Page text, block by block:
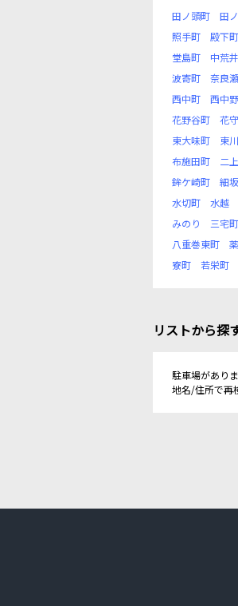
田ノ頭町
田
照手町
殿下町
堂島町
中荒
波寄町
奈良
西中町
西中
花野谷町
花
東大味町
東
布施田町
二
鉾ケ崎町
細
水切町
水越
みのり
三宅町
八重巻東町
寮町
若栄町
リストから探
駐車場がありま
地名/住所で再